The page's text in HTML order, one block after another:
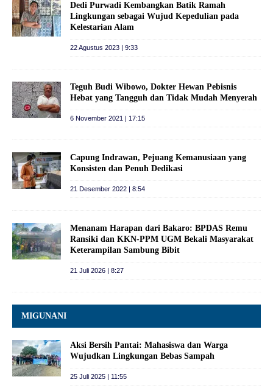
Dedi Purwadi Kembangkan Batik Ramah
Lingkungan sebagai Wujud Kepedulian pada
Kelestarian Alam
22 Agustus 2023 | 9:33
Teguh Budi Wibowo, Dokter Hewan Pebisnis
Hebat yang Tangguh dan Tidak Mudah Menyerah
6 November 2021 | 17:15
Capung Indrawan, Pejuang Kemanusiaan yang
Konsisten dan Penuh Dedikasi
21 Desember 2022 | 8:54
Menanam Harapan dari Bakaro: BPDAS Remu
Ransiki dan KKN-PPM UGM Bekali Masyarakat
Keterampilan Sambung Bibit
21 Juli 2026 | 8:27
MIGUNANI
Aksi Bersih Pantai: Mahasiswa dan Warga
Wujudkan Lingkungan Bebas Sampah
25 Juli 2025 | 11:55